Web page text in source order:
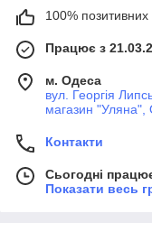
100% позитивних
Працює з
м. Одеса
вул. Георгія
магазин "Уляна",
Контакти
Сьогодні
Показати весь